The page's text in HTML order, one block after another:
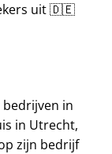
uit 🇩🇪
in
in Utrecht,
zijn bedrijf